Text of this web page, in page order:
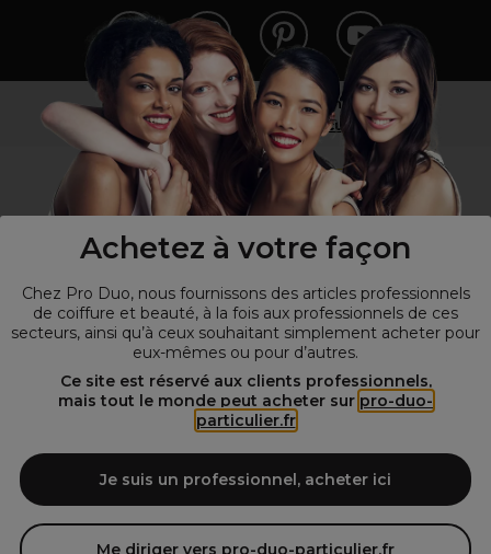
Achetez à votre façon
Chez Pro Duo, nous fournissons des articles professionnels
de coiffure et beauté, à la fois aux professionnels de ces
secteurs, ainsi qu’à ceux souhaitant simplement acheter pour
eux-mêmes ou pour d’autres.
Ce site est réservé aux clients professionnels,
mais tout le monde peut acheter sur pro-duo-
particulier.fr
Je suis un professionnel, acheter ici
Me diriger vers pro-duo-particulier.fr
Vous n’êtes pas un professionnel ?
Visitez notre site pour les particuliers!
Spécialiste de la coiffure et de la beauté, nous vous proposons une
large sélection de produits professionnels pour la coiffure et
Duo le fournisseur incontournable des salons de coiffure et instituts
de beauté! Notre gamme de produits s’adresse également à tous ceux
qui sont à la recherche de produits et d'accessoires de coiffure et de
matériel esthétique de qualité.